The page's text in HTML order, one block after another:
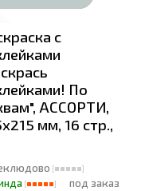
с
По
АССОРТИ,
мм, 16 стр.,
под заказ